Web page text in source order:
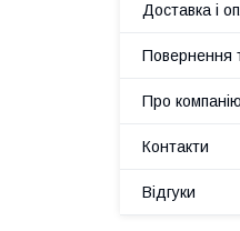
Доставка і
Повернення
Про компанію
Контакти
Відгуки